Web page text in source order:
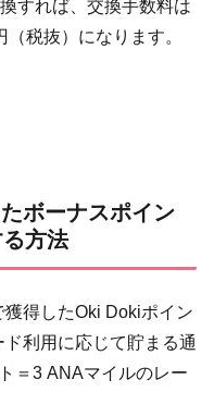
すれば、交換手数料は
税抜）になります。
ボーナスポイン
方法
得したOki Dokiポイン
利用に応じて貯まる通
＝3 ANAマイルのレー